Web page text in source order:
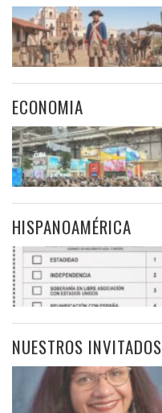
ECONOMIA
HISPANOAMÉRICA
NUESTROS INVITADOS